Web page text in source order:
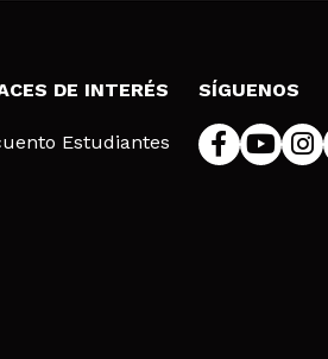
DE INTERÉS
Estudiantes
SÍGUENOS